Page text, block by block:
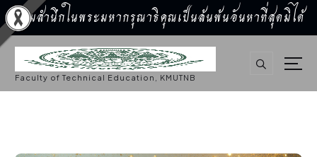
น้อมสำนึกในพระมหากรุณาธิคุณเป็นล้นพ้นอันหาที่สุดมิได้
S
k
o
Faculty of Technical Education, KMUTNB